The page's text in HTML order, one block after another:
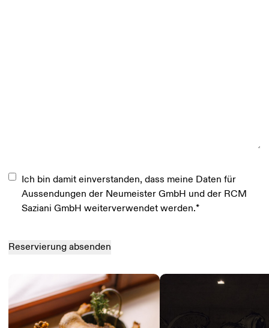
Ich bin damit einverstanden, dass meine Daten für
Aussendungen der Neumeister GmbH und der RCM
Saziani GmbH weiterverwendet werden.*